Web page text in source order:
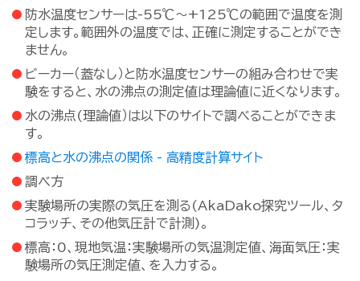
防水温度センサーは-55℃～+125℃の範囲で温度を測
定します。範囲外の温度では、正確に測定することができ
ません。
ビーカー（蓋なし）と防水温度センサーの組み合わせで実
験をすると、水の沸点の測定値は理論値に近くなります。
水の沸点(理論値）は以下のサイトで調べることができま
す。
標高と水の沸点の関係 - 高精度計算サイト
調べ方
実験場所の実際の気圧を測る(AkaDako探究ツール、タ
コラッチ、その他気圧計で計測)。
標高：0、現地気温：実験場所の気温測定値、海面気圧：実
験場所の気圧測定値、を入力する。